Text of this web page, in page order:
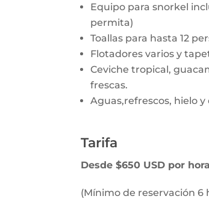
Equipo para snorkel
permita)
Toallas para hasta 12
Flotadores varios y
Ceviche tropical,
frescas.
Aguas,refrescos, hielo y
Tarifa
Desde $650 USD por hora
(Mínimo de reservación 6